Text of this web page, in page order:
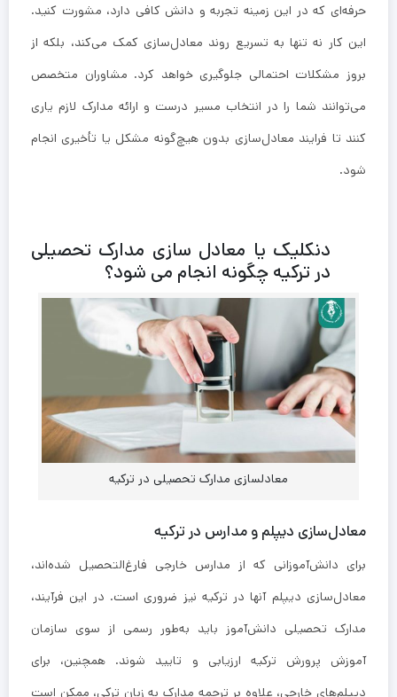
حرفه‌ای که در این زمینه تجربه و دانش کافی دارد، مشورت کنید.
این کار نه تنها به تسریع روند معادل‌سازی کمک می‌کند، بلکه از
بروز مشکلات احتمالی جلوگیری خواهد کرد. مشاوران متخصص
می‌توانند شما را در انتخاب مسیر درست و ارائه مدارک لازم یاری
کنند تا فرایند معادل‌سازی بدون هیچ‌گونه مشکل یا تأخیری انجام
شود.
دنکلیک یا معادل سازی مدارک تحصیلی
در ترکیه چگونه انجام می شود؟
معادلسازی مدارک تحصیلی در ترکیه
معادل‌سازی دیپلم و مدارس در ترکیه
برای دانش‌آموزانی که از مدارس خارجی فارغ‌التحصیل شده‌اند،
معادل‌سازی دیپلم آنها در ترکیه نیز ضروری است. در این فرآیند،
مدارک تحصیلی دانش‌آموز باید به‌طور رسمی از سوی سازمان
آموزش پرورش ترکیه ارزیابی و تایید شوند. همچنین، برای
دیپلم‌های خارجی، علاوه بر ترجمه مدارک به زبان ترکی، ممکن است